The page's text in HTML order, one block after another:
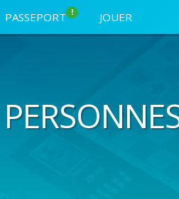
PASSEPORT ! JOUER